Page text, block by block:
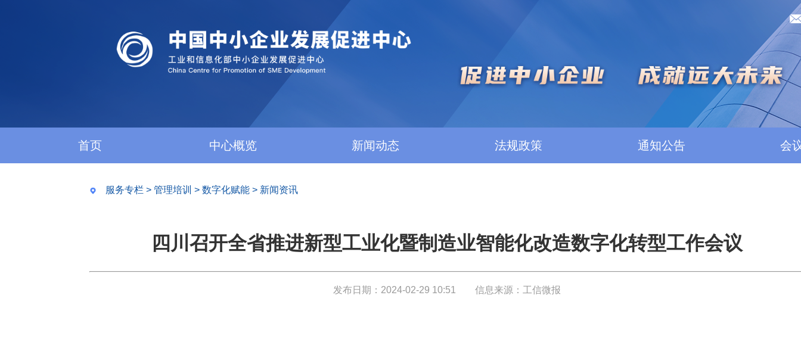
首页 中心概览 新闻动态 法规政策 通知公告 会
服务专栏 > 管理培训 > 数字化赋能 > 新闻资讯
四川召开全省推进新型工业化暨制造业智能化改造数字化转型工作会议
发布日期：2024-02-29 10:51 信息来源：工信微报